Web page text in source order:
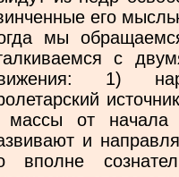
его
мы
с
1)
массы от начала
и
вполне